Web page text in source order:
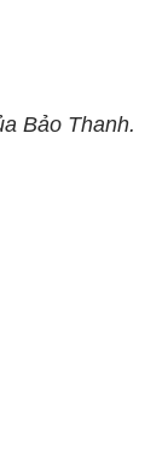
Bảo Thanh.